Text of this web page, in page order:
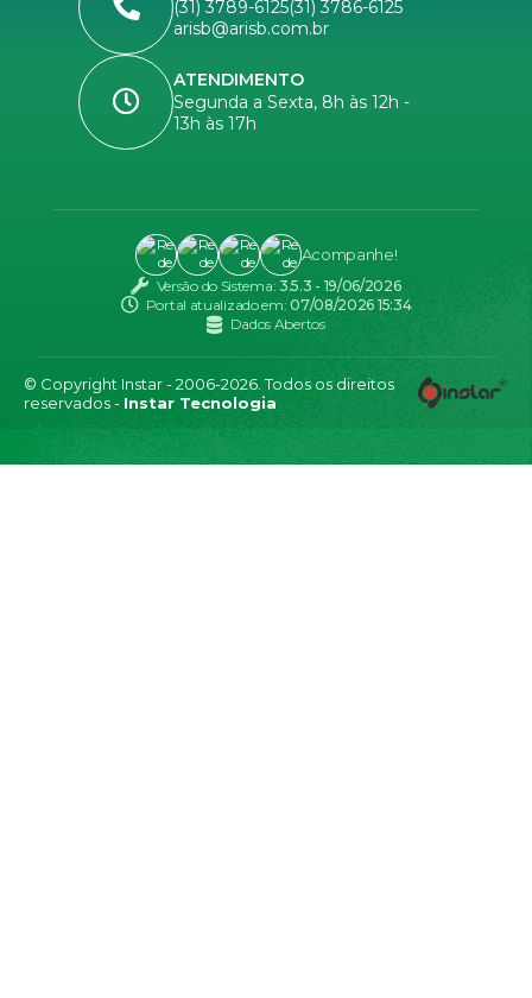
(31) 3789-6125(31) 3786-6125
arisb@arisb.com.br
ATENDIMENTO
Segunda a Sexta, 8h às 12h -
13h às 17h
Versão do Sistema: 3.5.3 - 19/06/2026
Portal atualizado em:07/08/2026 15:34
Dados Abertos
Acompanhe!
© Copyright Instar - 2006-2026. Todos os direitos
reservados - Instar Tecnologia